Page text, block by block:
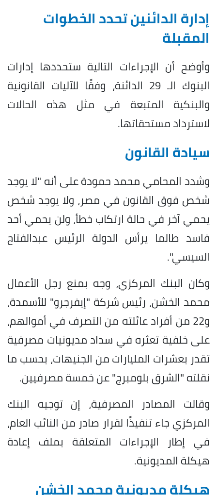
إدارة الدائنين تحدد الخطوات
المقبلة
وأوضح أن الإجراءات التالية ستحددها إدارات
البنوك الـ 29 الدائنة، وفقًا للآليات القانونية
والبنكية المتبعة في مثل هذه الحالات
لاسترداد مستحقاتها.
سيادة القانون
وشدد المحامي محمد حمودة على أنه "لا يوجد
شخص فوق القانون في مصر، ولا يوجد شخص
يحمي آخر في حالة ارتكاب خطأ، ولن يحمي أحد
فاسد طالما يرأس الدولة الرئيس عبدالفتاح
السيسي".
وكان البنك المركزي، وجه بمنع رجل الأعمال
محمد الخشن، رئيس شركة "إيفرجرو" للأسمدة،
و22 من أفراد عائلته من التصرف في أموالهم،
على خلفية تعثره في سداد مديونيات مصرفية
تقدر بعشرات المليارات من الجنيهات، بحسب ما
نقلته "الشرق بلومبرج" عن خمسة مصرفيين.
وقالت المصادر المصرفية، إن توجيه البنك
المركزي جاء تنفيذًا لقرار صادر من النائب العام،
في إطار الإجراءات المتعلقة بملف إعادة
هيكلة المديونية.
هيكلة مديونية محمد الخشن